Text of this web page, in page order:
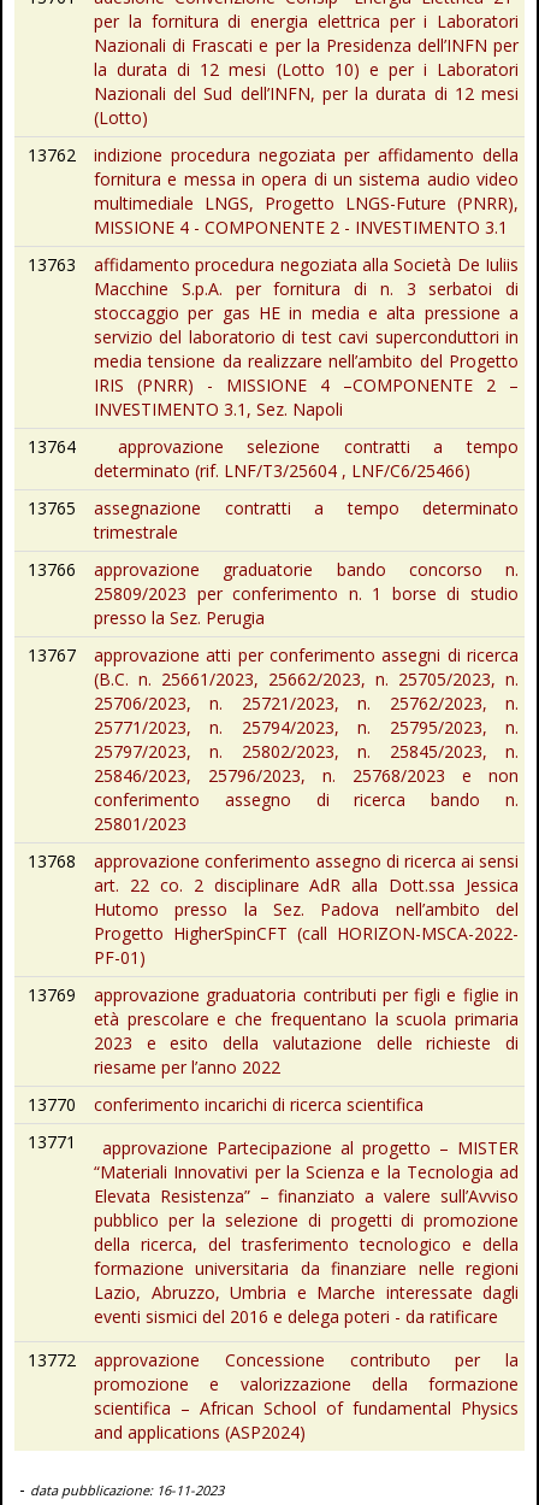
per la fornitura di energia elettrica per i Laboratori
Nazionali di Frascati e per la Presidenza dell’INFN per
la durata di 12 mesi (Lotto 10) e per i Laboratori
Nazionali del Sud dell’INFN, per la durata di 12 mesi
(Lotto)
13762
indizione procedura negoziata per affidamento della
fornitura e messa in opera di un sistema audio video
multimediale LNGS, Progetto LNGS-Future (PNRR),
MISSIONE 4 - COMPONENTE 2 - INVESTIMENTO 3.1
13763
affidamento procedura negoziata alla Società De Iuliis
Macchine S.p.A. per fornitura di n. 3 serbatoi di
stoccaggio per gas HE in media e alta pressione a
servizio del laboratorio di test cavi superconduttori in
media tensione da realizzare nell’ambito del Progetto
IRIS (PNRR) - MISSIONE 4 –COMPONENTE 2 –
INVESTIMENTO 3.1, Sez. Napoli
13764
approvazione selezione contratti a tempo
determinato (rif. LNF/T3/25604 , LNF/C6/25466)
13765
assegnazione contratti a tempo determinato
trimestrale
13766
approvazione graduatorie bando concorso n.
25809/2023 per conferimento n. 1 borse di studio
presso la Sez. Perugia
13767
approvazione atti per conferimento assegni di ricerca
(B.C. n. 25661/2023, 25662/2023, n. 25705/2023, n.
25706/2023, n. 25721/2023, n. 25762/2023, n.
25771/2023, n. 25794/2023, n. 25795/2023, n.
25797/2023, n. 25802/2023, n. 25845/2023, n.
25846/2023, 25796/2023, n. 25768/2023 e non
conferimento assegno di ricerca bando n.
25801/2023
13768
approvazione conferimento assegno di ricerca ai sensi
art. 22 co. 2 disciplinare AdR alla Dott.ssa Jessica
Hutomo presso la Sez. Padova nell’ambito del
Progetto HigherSpinCFT (call HORIZON-MSCA-2022-
PF-01)
13769
approvazione graduatoria contributi per figli e figlie in
età prescolare e che frequentano la scuola primaria
2023 e esito della valutazione delle richieste di
riesame per l’anno 2022
13770
conferimento incarichi di ricerca scientifica
13771
approvazione Partecipazione al progetto – MISTER
“Materiali Innovativi per la Scienza e la Tecnologia ad
Elevata Resistenza” – finanziato a valere sull’Avviso
pubblico per la selezione di progetti di promozione
della ricerca, del trasferimento tecnologico e della
formazione universitaria da finanziare nelle regioni
Lazio, Abruzzo, Umbria e Marche interessate dagli
eventi sismici del 2016 e delega poteri - da ratificare
13772
approvazione Concessione contributo per la
promozione e valorizzazione della formazione
scientifica – African School of fundamental Physics
and applications (ASP2024)
- data pubblicazione: 16-11-2023